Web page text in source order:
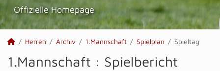
Offizielle Homepage
Herren Archiv 1.Mannschaft Spielplan Spieltag
1.Mannschaft : Spielbericht